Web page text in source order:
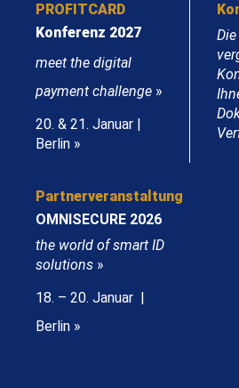
PROFITCARD
Konferenz 2027
meet the digital
payment challenge »
20. & 21. Januar |
Berlin »
Partnerveranstaltung
OMNISECURE 2026
the world of smart ID
solutions »
18. – 20. Januar |
Berlin »